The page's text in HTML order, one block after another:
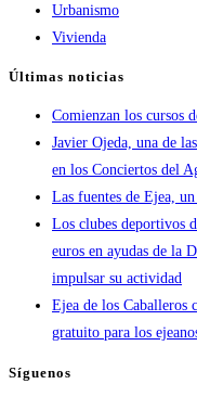
Urbanismo
Vivienda
Últimas noticias
Comienzan los cursos
Javier Ojeda, una de
en los Conciertos del
Las fuentes de Ejea,
Los clubes deportivos
euros en ayudas de la
impulsar su actividad
Ejea de los Caballeros
gratuito para los
Síguenos